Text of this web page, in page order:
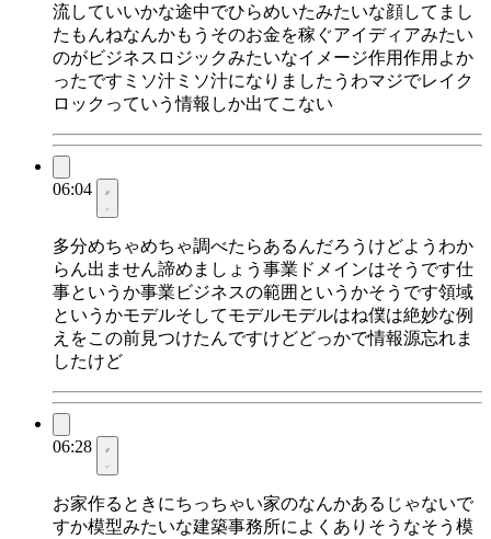
流していいかな途中でひらめいたみたいな顔してまし
たもんねなんかもうそのお金を稼ぐアイディアみたい
のがビジネスロジックみたいなイメージ作用作用よか
ったですミソ汁ミソ汁になりましたうわマジでレイク
ロックっていう情報しか出てこない
06:04
多分めちゃめちゃ調べたらあるんだろうけどようわか
らん出ません諦めましょう事業ドメインはそうです仕
事というか事業ビジネスの範囲というかそうです領域
というかモデルそしてモデルモデルはね僕は絶妙な例
えをこの前見つけたんですけどどっかで情報源忘れま
したけど
06:28
お家作るときにちっちゃい家のなんかあるじゃないで
すか模型みたいな建築事務所によくありそうなそう模